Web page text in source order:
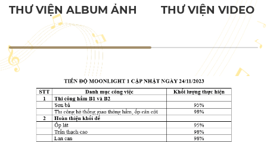
THƯ VIỆN ALBUM ẢNH THƯ VIỆN VIDEO